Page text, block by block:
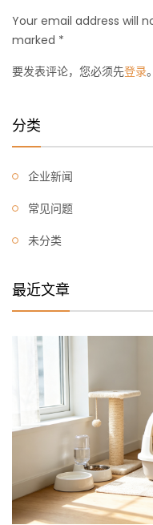
Your email address will
marked *
要发表评论，您必须先登录。
分类
企业新闻
常见问题
未分类
最近文章